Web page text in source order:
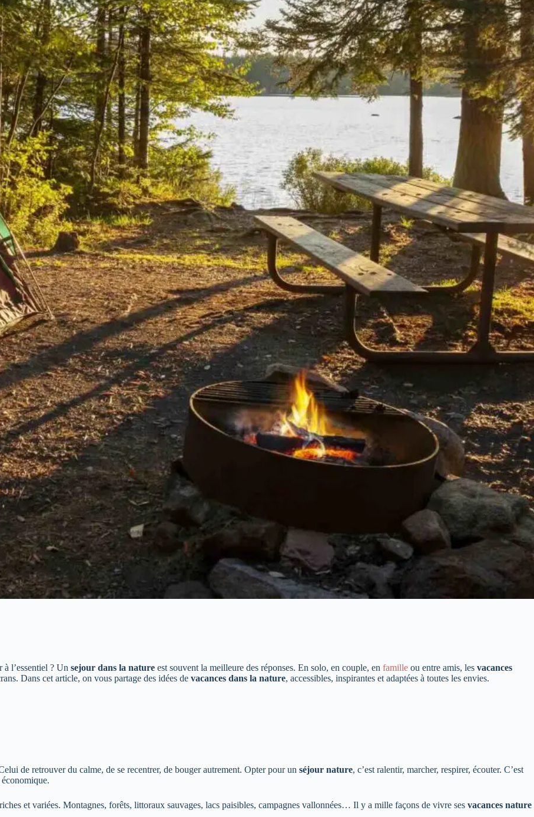
l’essentiel ? Un sejour dans la nature est souvent la meilleure des réponses. En solo, en couple, en famille ou entre amis, les vacances
Dans cet article, on vous partage des idées de vacances dans la nature, accessibles, inspirantes et adaptées à toutes les envies.
de retrouver du calme, de se recentrer, de bouger autrement. Opter pour un séjour nature, c’est ralentir, marcher, respirer, écouter. C’est
et variées. Montagnes, forêts, littoraux sauvages, lacs paisibles, campagnes vallonnées… Il y a mille façons de vivre ses vacances nature